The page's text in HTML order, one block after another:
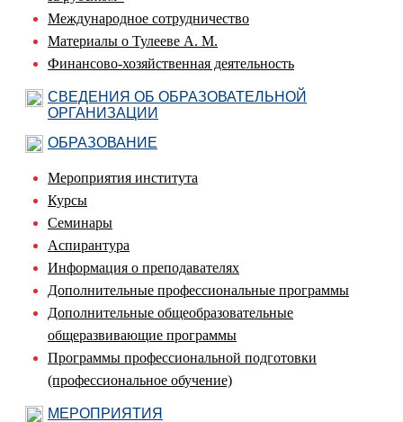
Международное сотрудничество
Материалы о Тулееве А. М.
Финансово-хозяйственная деятельность
СВЕДЕНИЯ ОБ ОБРАЗОВАТЕЛЬНОЙ
ОРГАНИЗАЦИИ
ОБРАЗОВАНИЕ
Мероприятия института
Курсы
Семинары
Аспирантура
Информация о преподавателях
Дополнительные профессиональные программы
Дополнительные общеобразовательные
общеразвивающие программы
Программы профессиональной подготовки
(профессиональное обучение)
МЕРОПРИЯТИЯ